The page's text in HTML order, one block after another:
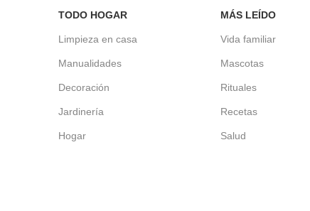
TODO HOGAR
Limpieza en casa
Manualidades
Decoración
Jardinería
Hogar
MÁS LEÍDO
Vida familiar
Mascotas
Rituales
Recetas
Salud